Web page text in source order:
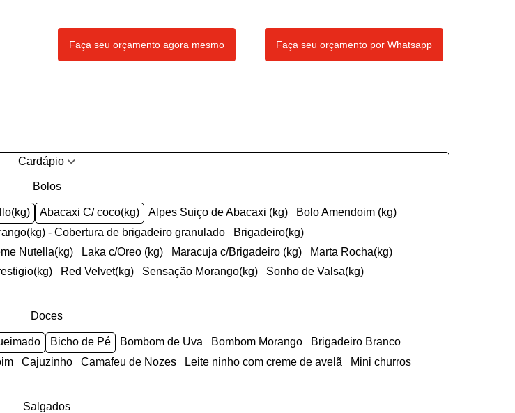
Faça seu orçamento agora mesmo Faça seu orçamento por Whatsapp
Cardápio
Bolos
Abacaxi C/ coco(kg) Alpes Suiço de Abacaxi (kg)
Bolo Amendoim (kg)
- Cobertura de brigadeiro granulado
Brigadeiro(kg)
Nutella(kg) Laka c/Oreo (kg) Maracuja c/Brigadeiro (kg)
Marta Rocha(kg)
Red Velvet(kg) Sensação Morango(kg)
Sonho de Valsa(kg)
Doces
Bicho de Pé Bombom de Uva Bombom Morango
Brigadeiro Branco
Cajuzinho Camafeu de Nozes Leite ninho com creme de avelã
Mini churros
Salgados